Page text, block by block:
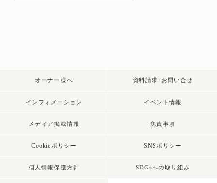
オーナー様へ 資料請求･お問い合せ
インフォメーション イベント情報
メディア掲載情報 免責事項
Cookieポリシー SNSポリシー
個人情報保護方針 SDGsへの取り組み